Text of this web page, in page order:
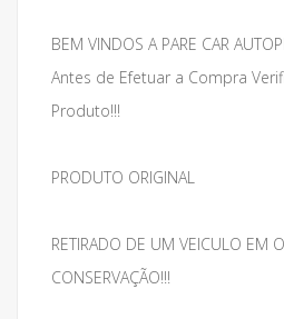
BEM VINDOS A PARE CAR
Antes de Efetuar a Compra
Produto!!!
PRODUTO ORIGINAL
RETIRADO DE UM VEICULO EM
CONSERVAÇÃO!!!